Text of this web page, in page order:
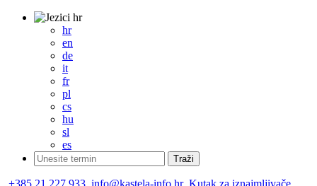
hr
hr
en
de
it
fr
pl
cs
hu
sl
es
+385 21 227 933 info@kastela-info.hr Kutak za iznajmljivače